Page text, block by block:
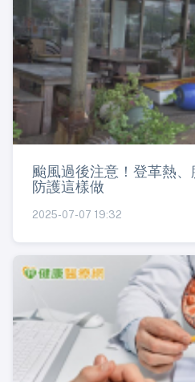
颱風過後注意！登革熱
防護這樣做
2025-07-07 19:32